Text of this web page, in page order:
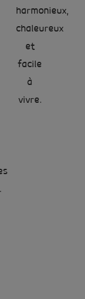
harmonieux,
chaleureux
et
facile
à
vivre.